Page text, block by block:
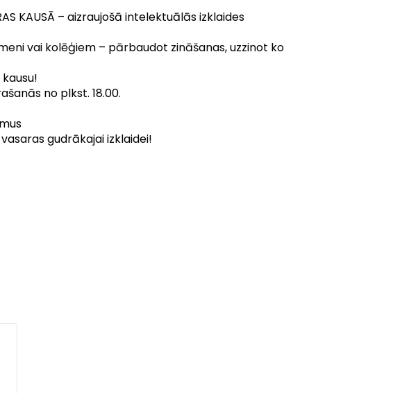
KAUSĀ – aizraujošā intelektuālās izklaides
vai kolēģiem – pārbaudot zināšanas, uzzinot ko
no plkst. 18.00.
gudrākajai izklaidei!